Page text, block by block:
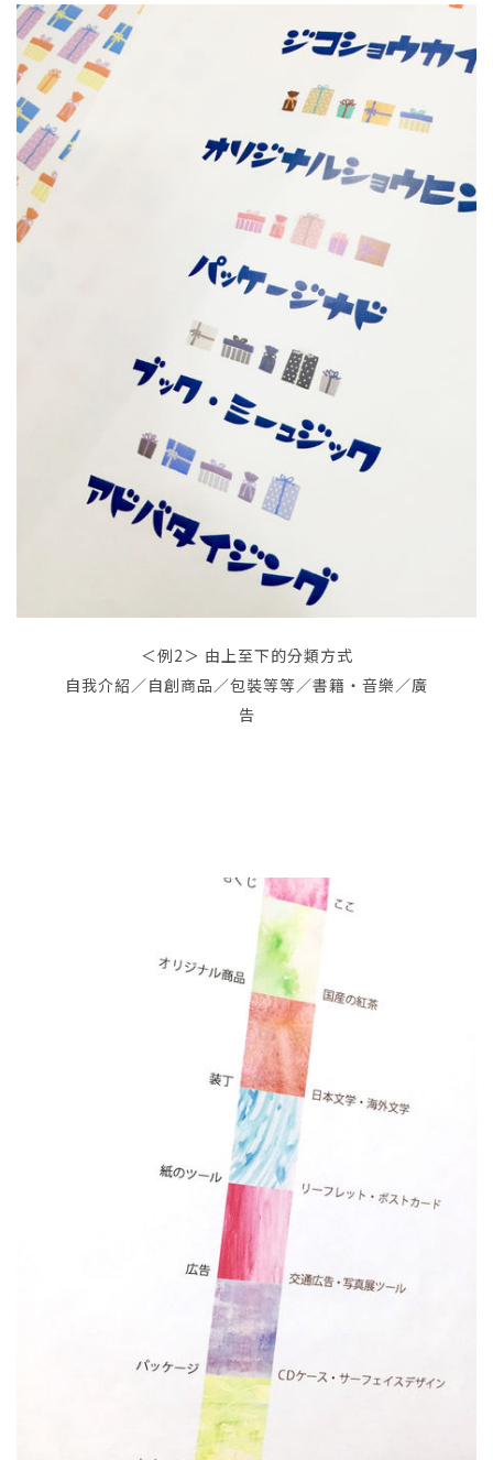
＜例2＞ 由上至下的分類方式
自我介紹／自創商品／包裝等等／書籍・音樂／廣
告